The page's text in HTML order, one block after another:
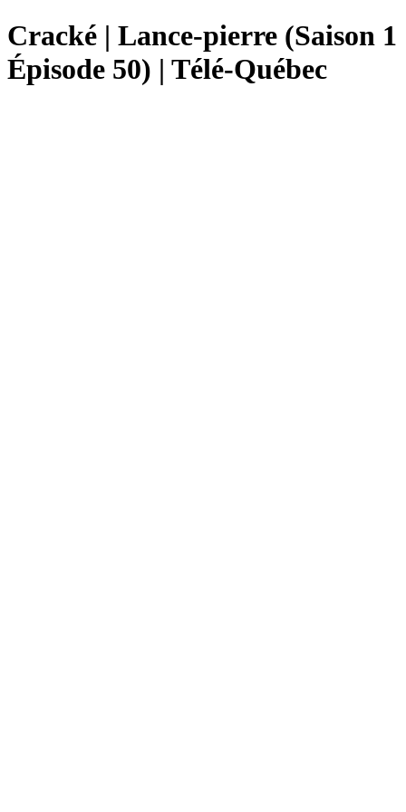
Cracké | Lance-pierre (Saison 1
Épisode 50) | Télé-Québec